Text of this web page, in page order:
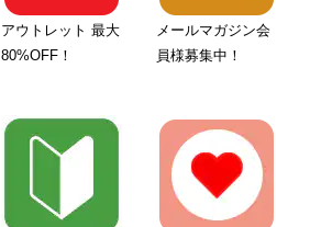
アウトレット 最大
80%OFF！
メールマガジン会
員様募集中！